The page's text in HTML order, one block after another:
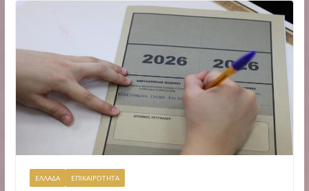
ΕΛΛΑΔΑ ΕΠΙΚΑΙΡΟΤΗΤΑ